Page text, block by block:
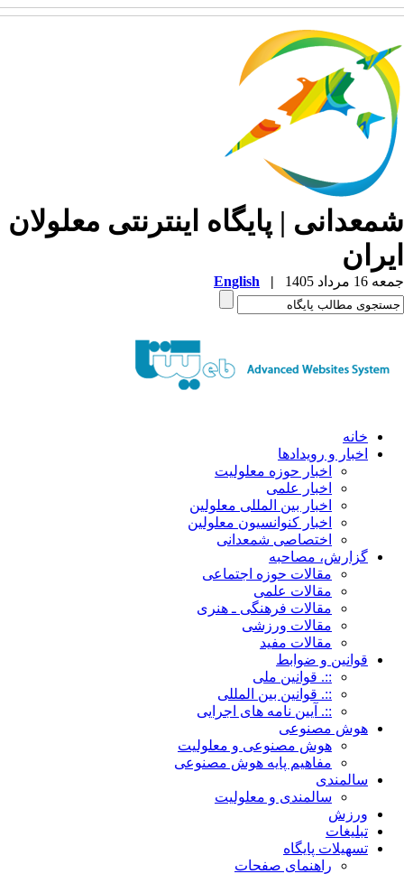
| پایگاه اینترنتی معلولان
مرداد 1405 |
English
خانه
اخبار و رویدادها
اخبار حوزه معلولیت
اخبار علمی
اخبار بین المللی معلولین
اخبار کنوانسیون معلولین
اختصاصی شمعدانی
گزارش، مصاحبه
مقالات حوزه اجتماعی
مقالات علمی
مقالات فرهنگی ـ هنری
مقالات ورزشی
مقالات مفید
قوانین و ضوابط
::. قوانین ملی
::. قوانین بین المللی
::. آیین نامه های اجرایی
هوش مصنوعی
هوش مصنوعی و معلولیت
مفاهیم پایه هوش مصنوعی
سالمندی
سالمندی و معلولیت
ورزش
تبلیغات
تسهیلات پایگاه
راهنمای صفحات